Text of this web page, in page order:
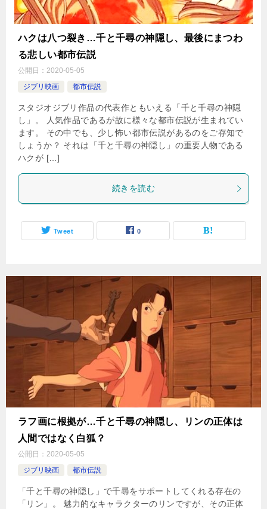
ハクは八つ裂き…千と千尋の神隠し、最後にまつわ
る悲しい都市伝説
公開日： 2020-05-05
ジブリ映画
都市伝説
スタジオジブリ作品の代表作ともいえる「千と千尋の神隠
し」。 人気作品であるが故に様々な都市伝説が生まれてい
ます。 その中でも、少し怖い都市伝説があるのをご存知で
しょうか？ それは「千と千尋の神隠し」の重要人物である
ハクが […]
続きを読む
Tweet 0
ラフ画に根拠が…千と千尋の神隠し、リンの正体は
人間ではなく白狐？
公開日： 2020-05-05
ジブリ映画
都市伝説
「千と千尋の神隠し」で千尋をサポートしてくれる存在の
「リン」。 魅力的なキャラクターのリンですが、その正体